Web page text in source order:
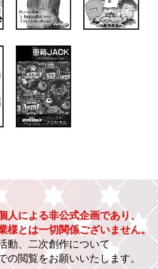
人による非公式企画であり、
様とは一切関係ございません。
動、二次創作について
の閲覧をお願いいたします。